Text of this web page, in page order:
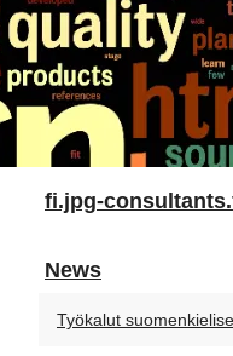
fi.jpg-
News
Työkalut